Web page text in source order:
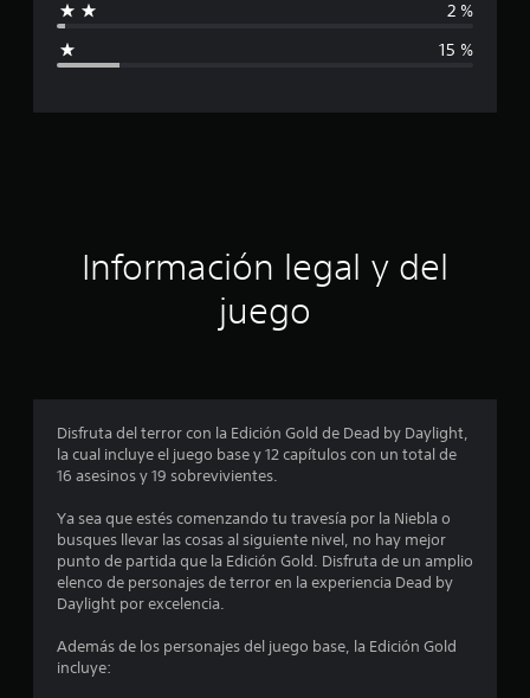
a
ó
o
e
d
o
2 %
15 %
Información legal y del
juego
Disfruta del terror con la Edición Gold de Dead by Daylight,
la cual incluye el juego base y 12 capítulos con un total de
16 asesinos y 19 sobrevivientes.
Ya sea que estés comenzando tu travesía por la Niebla o
busques llevar las cosas al siguiente nivel, no hay mejor
punto de partida que la Edición Gold. Disfruta de un amplio
elenco de personajes de terror en la experiencia Dead by
Daylight por excelencia.
Además de los personajes del juego base, la Edición Gold
incluye: